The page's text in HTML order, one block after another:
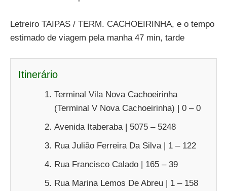
Letreiro TAIPAS / TERM. CACHOEIRINHA, e o tempo
estimado de viagem pela manha 47 min, tarde
Itinerário
Terminal Vila Nova Cachoeirinha
(Terminal V Nova Cachoeirinha) | 0 – 0
Avenida Itaberaba | 5075 – 5248
Rua Julião Ferreira Da Silva | 1 – 122
Rua Francisco Calado | 165 – 39
Rua Marina Lemos De Abreu | 1 – 158